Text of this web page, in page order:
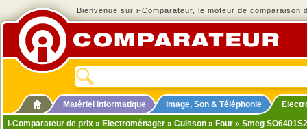
Bienvenue sur i-Comparateur, le moteur de comparaison
Matériel informatique Image, Son & Téléphonie
i-Comparateur de prix » Electroménager » Cuisson » Four » Smeg SO6401S2